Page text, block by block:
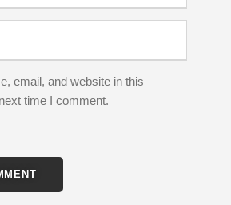
email, and website in this
time I comment.